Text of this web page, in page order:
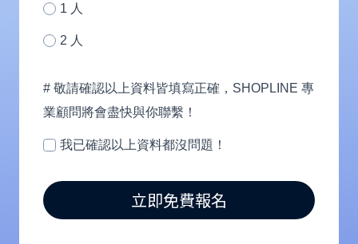
1 人
2 人
# 敬請確認以上資料皆填寫正確，SHOPLINE 專
業顧問將會盡快與你聯繫！
我已確認以上資料都沒問題！
立即免費報名